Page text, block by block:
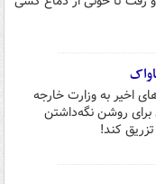
اخیر به وزارت خارجه
برای روشن نگه‌داشتن
کند!